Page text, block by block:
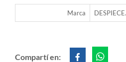
Marca
Compartí en: